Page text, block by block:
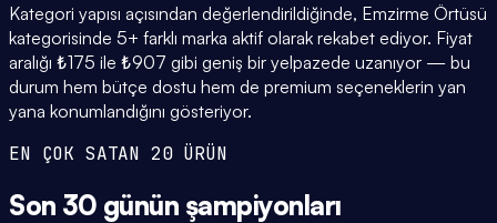
Kategori yapısı açısından değerlendirildiğinde, Emzirme Örtüsü
kategorisinde 5+ farklı marka aktif olarak rekabet ediyor. Fiyat
aralığı ₺175 ile ₺907 gibi geniş bir yelpazede uzanıyor — bu
durum hem bütçe dostu hem de premium seçeneklerin yan
yana konumlandığını gösteriyor.
EN ÇOK SATAN 20 ÜRÜN
Son 30 günün şampiyonları